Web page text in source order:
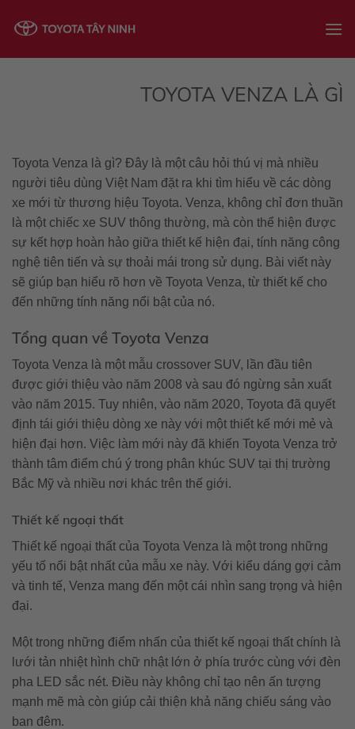
TOYOTA VENZA LÀ GÌ
Toyota Venza là gì? Đây là một câu hỏi thú vị mà nhiều
người tiêu dùng Việt Nam đặt ra khi tìm hiểu về các dòng
xe mới từ thương hiệu Toyota. Venza, không chỉ đơn thuần
là một chiếc xe SUV thông thường, mà còn thể hiện được
sự kết hợp hoàn hảo giữa thiết kế hiện đại, tính năng công
nghệ tiên tiến và sự thoải mái trong sử dụng. Bài viết này
sẽ giúp bạn hiểu rõ hơn về Toyota Venza, từ thiết kế cho
đến những tính năng nổi bật của nó.
Tổng quan về Toyota Venza
Toyota Venza là một mẫu crossover SUV, lần đầu tiên
được giới thiệu vào năm 2008 và sau đó ngừng sản xuất
vào năm 2015. Tuy nhiên, vào năm 2020, Toyota đã quyết
định tái giới thiệu dòng xe này với một thiết kế mới mẻ và
hiện đại hơn. Việc làm mới này đã khiến Toyota Venza trở
thành tâm điểm chú ý trong phân khúc SUV tại thị trường
Bắc Mỹ và nhiều nơi khác trên thế giới.
Thiết kế ngoại thất
Thiết kế ngoại thất của Toyota Venza là một trong những
yếu tố nổi bật nhất của mẫu xe này. Với kiểu dáng gợi cảm
và tinh tế, Venza mang đến một cái nhìn sang trọng và hiện
đại.
Một trong những điểm nhấn của thiết kế ngoại thất chính là
lưới tản nhiệt hình chữ nhật lớn ở phía trước cùng với đèn
pha LED sắc nét. Điều này không chỉ tạo nên ấn tượng
mạnh mẽ mà còn giúp cải thiện khả năng chiếu sáng vào
ban đêm.